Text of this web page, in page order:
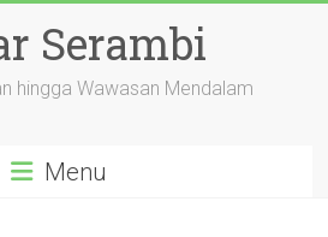
Serambi
hingga Wawasan Mendalam
Menu